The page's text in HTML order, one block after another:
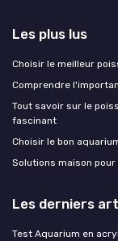
Les plus lus
Choisir le meilleur
Comprendre
Tout savoir sur le
fascinant
Choisir le bon
Solutions maison
Les derniers
Test Aquarium en